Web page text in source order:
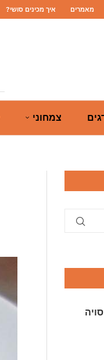
מאמרים איך מכינים סושי?
צמחוני